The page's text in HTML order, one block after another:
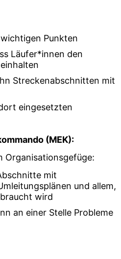
Punkten
Läufer*innen den
Streckenabschnitten mit
eingesetzten
(MEK):
Organisationsgefüge:
mit
und allem,
wird
an einer Stelle Probleme